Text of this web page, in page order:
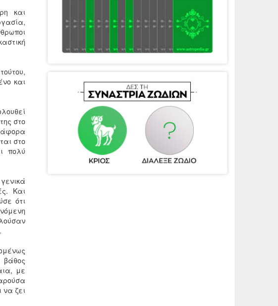
και
και
στο
στο
πολύ
Και
ότι
βάθος
με
ζει